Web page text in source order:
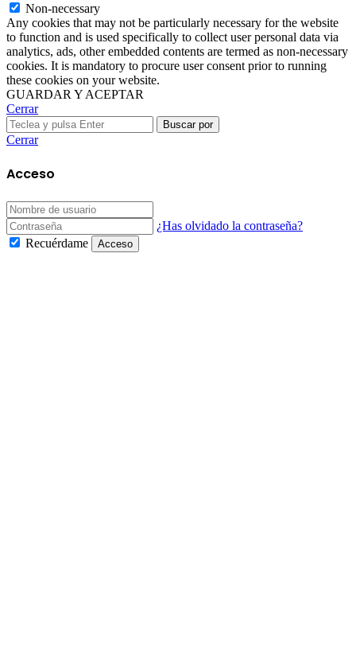
Non-necessary
Any cookies that may not be particularly necessary for the website
to function and is used specifically to collect user personal data via
analytics, ads, other embedded contents are termed as non-necessary
cookies. It is mandatory to procure user consent prior to running
these cookies on your website.
GUARDAR Y ACEPTAR
Cerrar
Buscar por
Cerrar
Acceso
¿Has olvidado la contraseña?
Recuérdame
Acceso